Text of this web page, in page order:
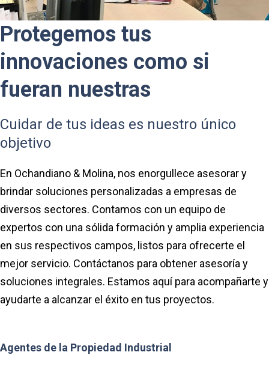
Protegemos tus
innovaciones como si
fueran nuestras
Cuidar de tus ideas es nuestro único
objetivo
En Ochandiano & Molina, nos enorgullece asesorar y
brindar soluciones personalizadas a empresas de
diversos sectores. Contamos con un equipo de
expertos con una sólida formación y amplia experiencia
en sus respectivos campos, listos para ofrecerte el
mejor servicio. Contáctanos para obtener asesoría y
soluciones integrales. Estamos aquí para acompañarte y
ayudarte a alcanzar el éxito en tus proyectos.
Agentes de la Propiedad Industrial